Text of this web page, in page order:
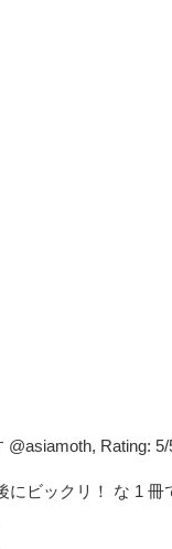
@asiamoth, Rating: 5/
にビックリ！ な 1 冊